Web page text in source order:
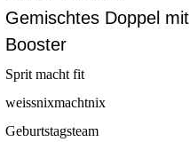
Gemischtes Doppel mit
Booster
Sprit macht fit
weissnixmachtnix
Geburtstagsteam